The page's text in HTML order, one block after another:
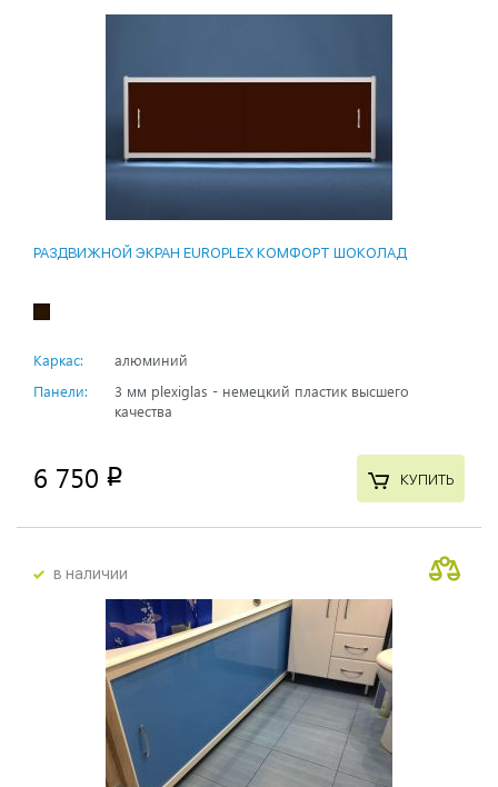
РАЗДВИЖНОЙ ЭКРАН EUROPLEX КОМФОРТ ШОКОЛАД
Каркас:
алюминий
Панели:
3 мм plexiglas - немецкий пластик высшего
качества
6 750 p КУПИТЬ
в наличии